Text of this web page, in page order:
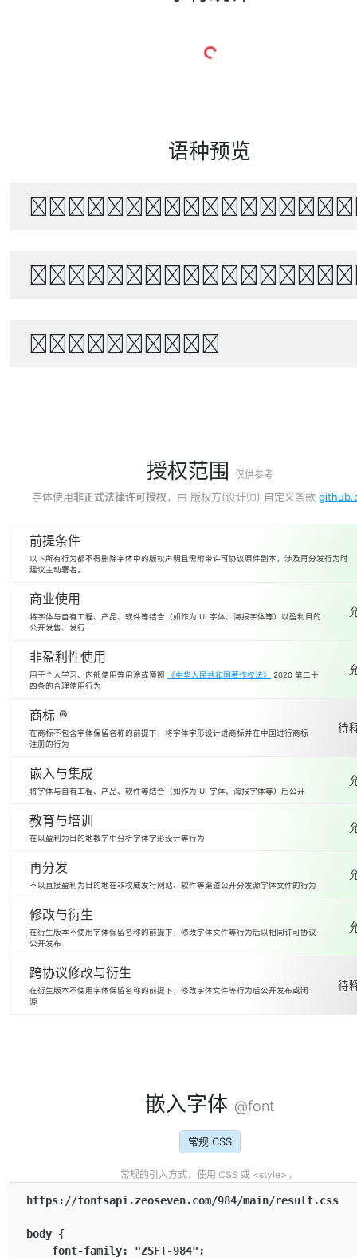
语种预览
The quick brown
Θέλει αρετή και
1234567890
授权范围 仅供参考
字体使用非正式法律许可授权，由 版权方(设计师) 自定义条款
前提条件
以下所有行为都不得删除字体中的版权声明且需附带许可协议原件副本，涉及再分发行为时
建议主动署名。
商业使用
将字体与自有工程、产品、软件等结合（如作为 UI 字体、海报字体等）以盈利目的
公开发售、发行
非盈利性使用
用于个人学习、内部使用等用途或遵照 《中华人民共和国著作权法》
2020 第二十
四条的合理使用行为
商标 ®
在商标不包含字体保留名称的前提下，将字体字形设计进商标并在中国进行商标
注册的行为
待
嵌入与集成
将字体与自有工程、产品、软件等结合（如作为 UI 字体、海报字体等）后公开
教育与培训
在以盈利为目的地教学中分析字体字形设计等行为
再分发
不以直接盈利为目的地在非权威发行网站、软件等渠道公开分发源字体文件的行为
修改与衍生
在衍生版本不使用字体保留名称的前提下，修改字体文件等行为后以相同许可协议
公开发布
跨协议修改与衍生
在衍生版本不使用字体保留名称的前提下，修改字体文件等行为后公开发布或闭
源
待
嵌入字体 @font
常规 CSS
常规的引入方式，使用 CSS 或 <style> 。
https://fontsapi.zeoseven.com/984/main/result.css
body {
    font-family: "ZSFT-984";